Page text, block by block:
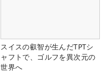
スイスの叡智が生んだTPTシ
ャフトで、ゴルフを異次元の
世界へ